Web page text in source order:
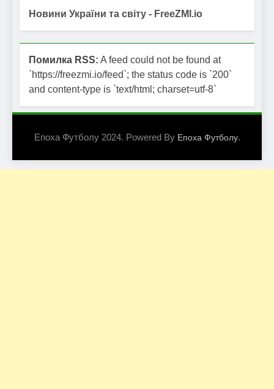
Новини України та світу - FreeZMI.io
Помилка RSS: A feed could not be found at
`https://freezmi.io/feed`; the status code is `200`
and content-type is `text/html; charset=utf-8`
Епоха Футболу 2024. Powered By Епоха Футболу.